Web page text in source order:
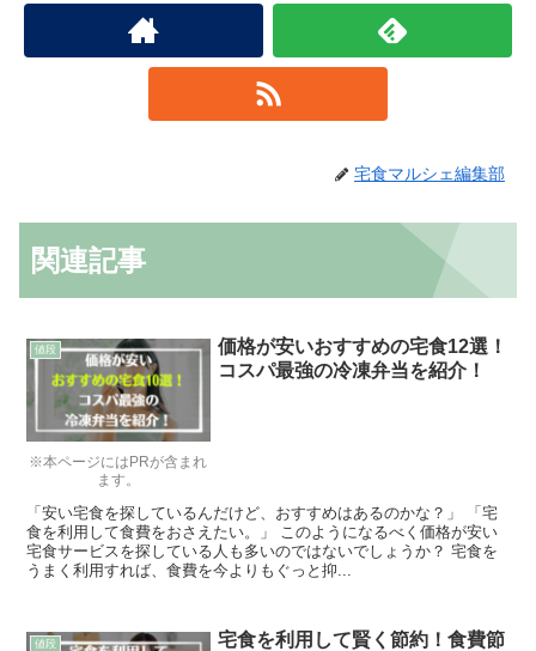
宅食マルシェ編集部
関連記事
※本ページにはPRが含まれ
ます。
値段
価格が安いおすすめの宅食12選！
コスパ最強の冷凍弁当を紹介！
「安い宅食を探しているんだけど、おすすめはあるのかな？」 「宅
食を利用して食費をおさえたい。」 このようになるべく価格が安い
宅食サービスを探している人も多いのではないでしょうか？ 宅食を
うまく利用すれば、食費を今よりもぐっと抑...
値段
宅食を利用して賢く節約！食費節